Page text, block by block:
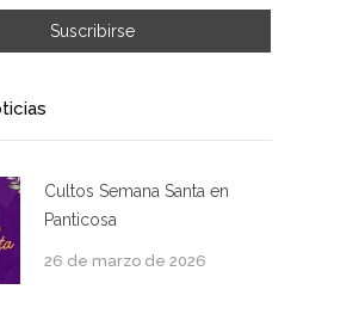
Cultos Semana Santa en
Panticosa
26 de marzo de 2026